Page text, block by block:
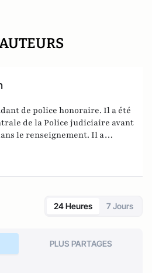
de police honoraire. Il a été
de la Police judiciaire avant
le renseignement. Il a
24 Heures 7 Jours
PLUS PARTAGES